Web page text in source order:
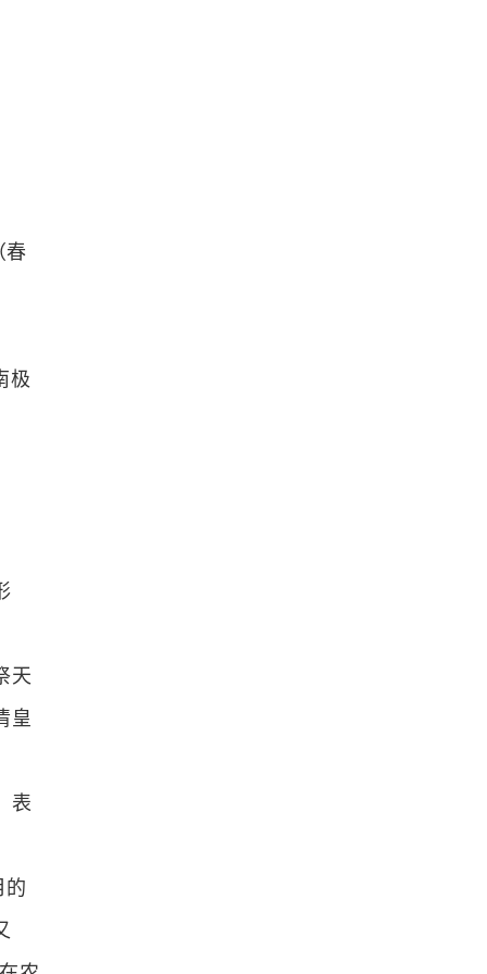
春
极
天
皇
表
的